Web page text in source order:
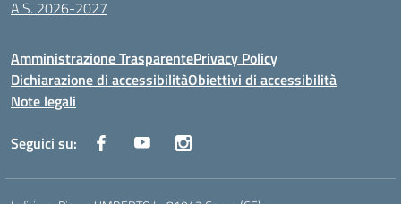
A.S. 2026-2027
Amministrazione TrasparentePrivacy Policy
Dichiarazione di accessibilitàObiettivi di accessibilità
Note legali
Seguici su: